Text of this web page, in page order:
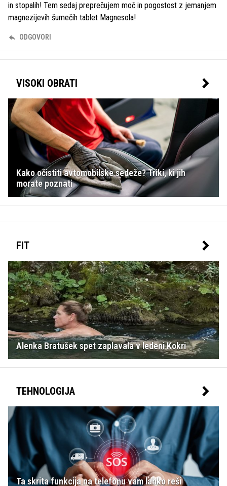
in stopalih! Tem sedaj preprečujem moč in pogostost z jemanjem
magnezijevih šumečih tablet Magnesola!
ODGOVORI
VISOKI OBRATI
Kako očistiti avtomobilske sedeže? Triki, ki jih
morate poznati
FIT
Alenka Bratušek spet zaplavala v ledeni Kokri
TEHNOLOGIJA
Ta skrita funkcija na telefonu vam lahko reši